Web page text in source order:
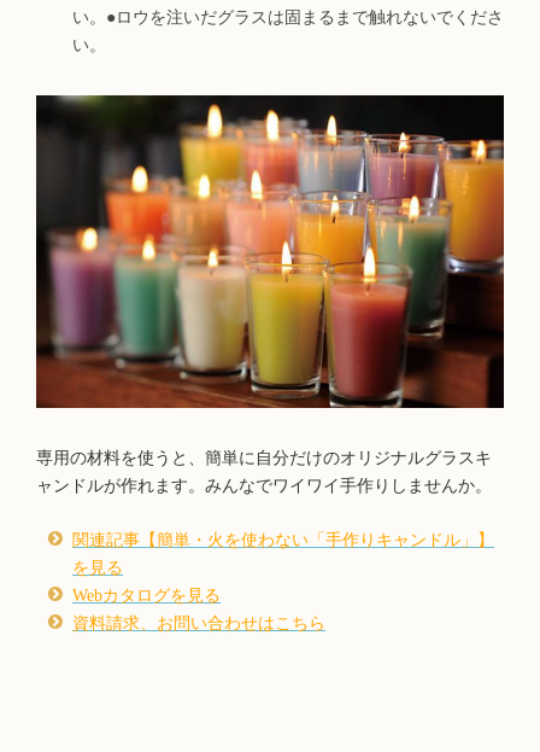
い。●ロウを注いだグラスは固まるまで触れないでくださ
い。
専用の材料を使うと、簡単に自分だけのオリジナルグラスキ
ャンドルが作れます。みんなでワイワイ手作りしませんか。
関連記事【簡単・火を使わない「手作りキャンドル」】
を見る
​Webカタログを見る
資料請求、お問い合わせはこちら